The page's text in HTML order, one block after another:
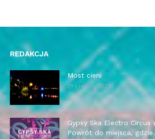
REDAKCJA
Most cieni
29 czerwca 2026
Gypsy Ska Electro Circus
Powrót do miejsca,